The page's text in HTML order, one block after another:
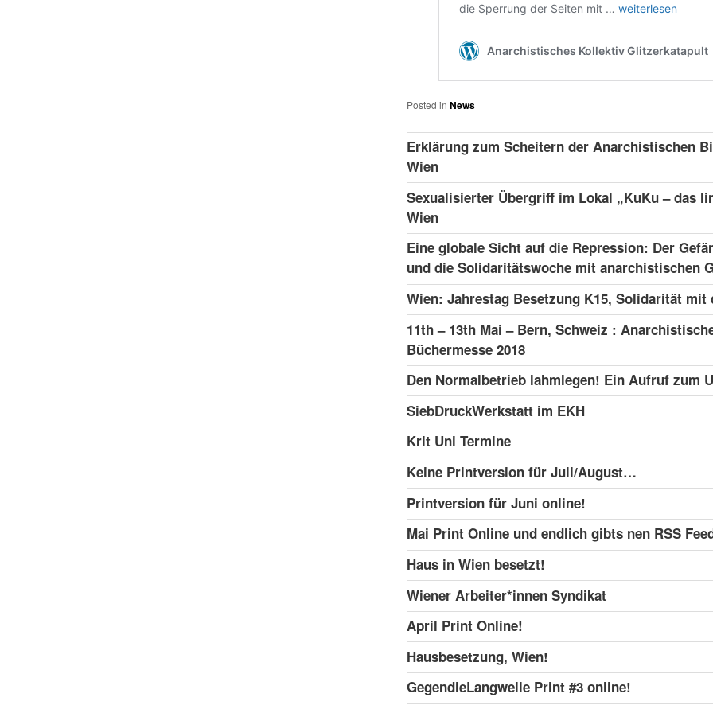
Posted in News
Erklärung zum Scheitern der Anarchistischen
Wien
Sexualisierter Übergriff im Lokal „KuKu – das
Wien
Eine globale Sicht auf die Repression: Der
und die Solidaritätswoche mit anarchistischen
Wien: Jahrestag Besetzung K15, Solidarität mit
11th – 13th Mai – Bern, Schweiz :
Büchermesse 2018
Den Normalbetrieb lahmlegen! Ein Aufruf zum
SiebDruckWerkstatt im EKH
Krit Uni Termine
Keine Printversion für Juli/August…
Printversion für Juni online!
Mai Print Online und endlich gibts nen RSS
Haus in Wien besetzt!
Wiener Arbeiter*innen Syndikat
April Print Online!
Hausbesetzung, Wien!
GegendieLangweile Print #3 online!